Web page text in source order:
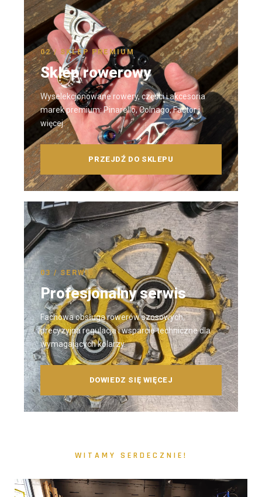
02 / SKLEP PREMIUM
Sklep rowerowy
Wyselekcjonowane rowery, części i akcesoria
marek premium: Pinarello, Colnago, Factor i
więcej.
PRZEJDŹ DO SKLEPU
03 / SERWIS
Profesjonalny serwis
Fachowa obsługa rowerów szosowych,
precyzyjna regulacja i wsparcie techniczne dla
wymagających kolarzy.
DOWIEDZ SIĘ WIĘCEJ
WITAMY SERDECZNIE!